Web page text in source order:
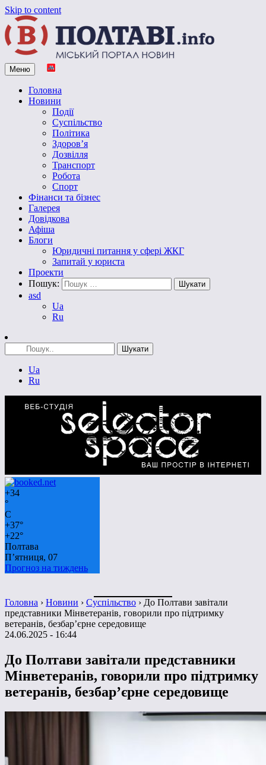
Skip to content
Vpoltave.info
Полтавський портал новин
Меню
Головна
Новини
Події
Суспільство
Політика
Здоров’я
Дозвілля
Транспорт
Робота
Спорт
Фінанси та бізнес
Галерея
Довідкова
Афіша
Блоги
Юридичні питання у сфері ЖКГ
Запитай у юриста
Проекти
Пошук:
asd
Ua
Ru
Ua
Ru
+34
°
C
+37°
+22°
Полтава
П’ятниця, 07
Прогноз на тиждень
Головна › Новини › Суспільство › До Полтави завітали
представники Мінветеранів, говорили про підтримку
ветеранів, безбар’єрне середовище
24.06.2025 - 16:44
До Полтави завітали представники
Мінветеранів, говорили про підтримку
ветеранів, безбар’єрне середовище